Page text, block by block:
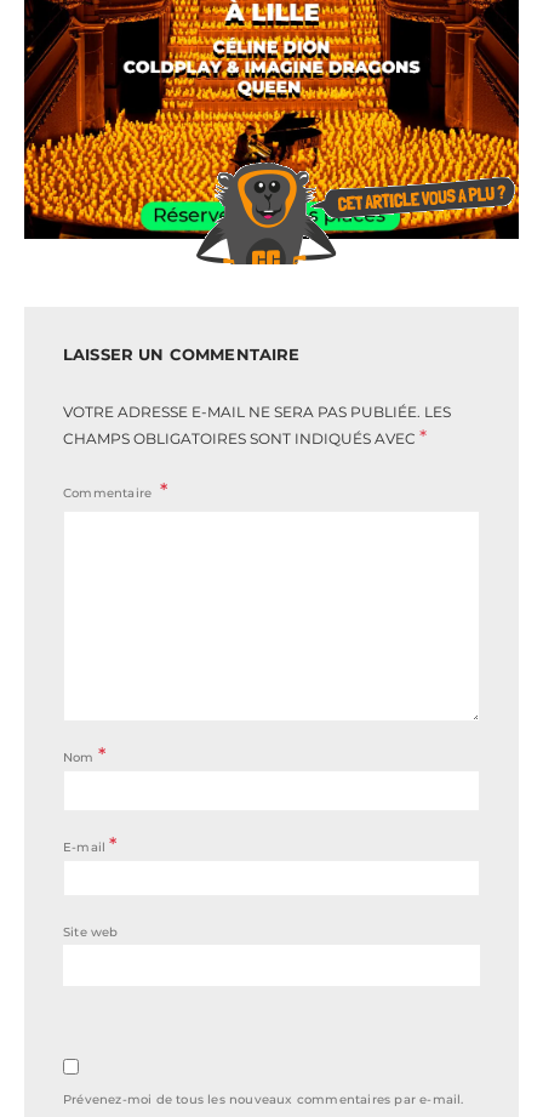
LAISSER UN COMMENTAIRE
VOTRE ADRESSE E-MAIL NE SERA PAS PUBLIÉE. LES
CHAMPS OBLIGATOIRES SONT INDIQUÉS AVEC *
Commentaire
Nom *
E-mail*
Site web
Prévenez-moi de tous les nouveaux commentaires par e-mail.